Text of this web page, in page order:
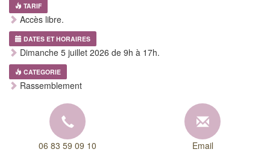
TARIF
Accès libre.
DATES ET HORAIRES
Dimanche 5 juillet 2026 de 9h à 17h.
CATEGORIE
Rassemblement
06 83 59 09 10 Email